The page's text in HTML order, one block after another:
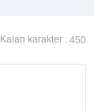
Kalan karakter : 450